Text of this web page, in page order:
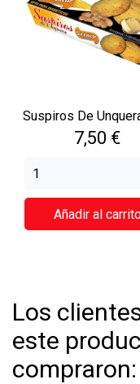
Suspiros De
Precio
7,50 €
Añadir al
Los
este
compraron: